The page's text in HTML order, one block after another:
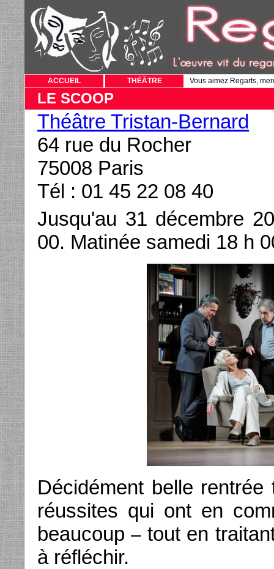
ACCUEIL THÉÂTRE Vous aimez Regarts,
LE SCOOP
Théâtre Tristan-Bernard
64 rue du Rocher
75008 Paris
Tél : 01 45 22 08 40
Jusqu'au 31 décembre
00. Matinée samedi 18 h
Décidément belle
réussites qui ont en
beaucoup– tout en
à réfléchir.